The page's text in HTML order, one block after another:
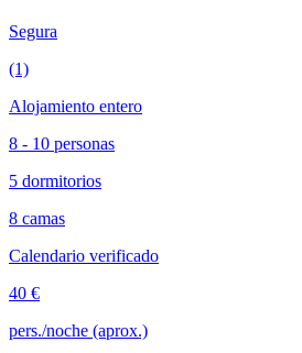
Segura
(1)
Alojamiento entero
8 - 10 personas
5 dormitorios
8 camas
Calendario verificado
40 €
pers./noche (aprox.)